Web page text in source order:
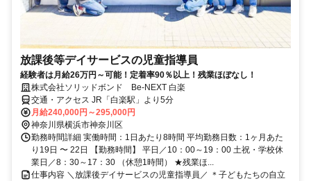
放課後等デイサービスの児童指導員
経験者は月給26万円～可能！定着率90％以上！残業ほぼなし！
株式会社ソリッドボンド Be-NEXT 白楽
交通・アクセス JR「白楽駅」より5分
月給240,000円～295,000円
神奈川県横浜市神奈川区
勤務時間詳細 実働時間：1日あたり8時間 平均勤務日数：1ヶ月あた
り19日 〜 22日 【勤務時間】 平日／10：00～19：00 土祝・学校休
業日／8：30～17：30 （休憩1時間） ★残業ほ...
仕事内容 ＼放課後デイサービスの児童指導員／ ＊子どもたちの自立